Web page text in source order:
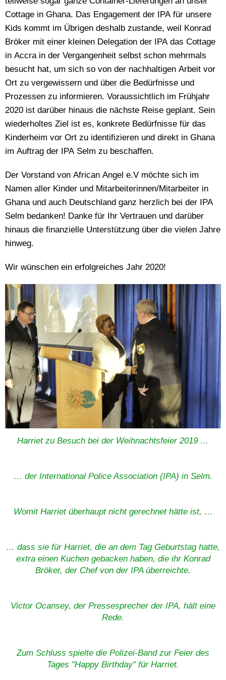
Cottage in Ghana. Das Engagement der IPA für unsere
Kids kommt im Übrigen deshalb zustande, weil Konrad
Bröker mit einer kleinen Delegation der IPA das Cottage
in Accra in der Vergangenheit selbst schon mehrmals
besucht hat, um sich so von der nachhaltigen Arbeit vor
Ort zu vergewissern und über die Bedürfnisse und
Prozessen zu informieren. Voraussichtlich im Frühjahr
2020 ist darüber hinaus die nächste Reise geplant. Sein
wiederholtes Ziel ist es, konkrete Bedürfnisse für das
Kinderheim vor Ort zu identifizieren und direkt in Ghana
im Auftrag der IPA Selm zu beschaffen.
Der Vorstand von African Angel e.V möchte sich im
Namen aller Kinder und Mitarbeiterinnen/Mitarbeiter in
Ghana und auch Deutschland ganz herzlich bei der IPA
Selm bedanken! Danke für Ihr Vertrauen und darüber
hinaus die finanzielle Unterstützung über die vielen Jahre
hinweg.
Wir wünschen ein erfolgreiches Jahr 2020!
Harriet zu Besuch bei der Weihnachtsfeier 2019 …
… der International Police Association (IPA) in Selm.
Womit Harriet überhaupt nicht gerechnet hätte ist, …
… dass sie für Harriet, die an dem Tag Geburtstag hatte,
extra einen Kuchen gebacken haben, die ihr Konrad
Bröker, der Chef von der IPA überreichte.
Victor Ocansey, der Pressesprecher der IPA, hält eine
Rede.
Zum Schluss spielte die Polizei-Band zur Feier des
Tages "Happy Birthday" für Harriet.